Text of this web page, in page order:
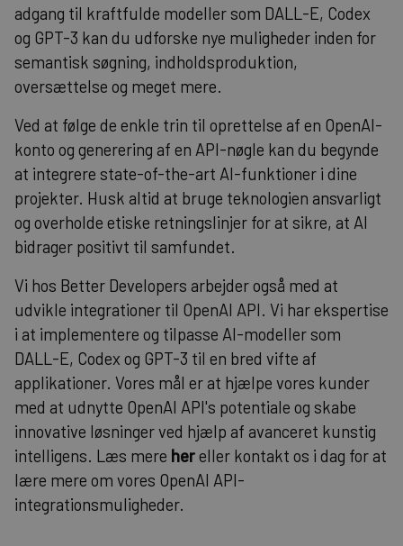
adgang til kraftfulde modeller som DALL-E, Codex
og GPT-3 kan du udforske nye muligheder inden for
semantisk søgning, indholdsproduktion,
oversættelse og meget mere.
Ved at følge de enkle trin til oprettelse af en OpenAI-
konto og generering af en API-nøgle kan du begynde
at integrere state-of-the-art AI-funktioner i dine
projekter. Husk altid at bruge teknologien ansvarligt
og overholde etiske retningslinjer for at sikre, at AI
bidrager positivt til samfundet.
Vi hos Better Developers arbejder også med at
udvikle integrationer til OpenAI API. Vi har ekspertise
i at implementere og tilpasse AI-modeller som
DALL-E, Codex og GPT-3 til en bred vifte af
applikationer. Vores mål er at hjælpe vores kunder
med at udnytte OpenAI API's potentiale og skabe
innovative løsninger ved hjælp af avanceret kunstig
intelligens. Læs mere hereller kontakt os i dag for at
lære mere om vores OpenAI API-
integrationsmuligheder.